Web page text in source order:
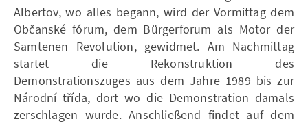
Albertov, wo alles begann, wird der Vormittag dem
Občanské fórum, dem Bürgerforum als Motor der
Samtenen Revolution, gewidmet. Am Nachmittag
startet die Rekonstruktion des
Demonstrationszuges aus dem Jahre 1989 bis zur
Národní třída, dort wo die Demonstration damals
zerschlagen wurde. Anschließend findet auf dem